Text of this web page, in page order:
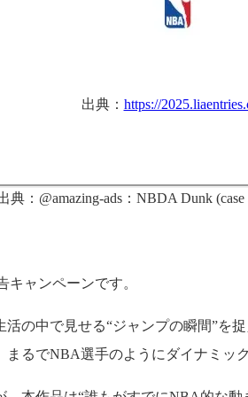
出典： https://
典：@amazing-ads：NBDA Dunk
ャンペーンです。
の中で見せる“ジャンプの瞬間”
るでNBA選手のようにダイナミッ